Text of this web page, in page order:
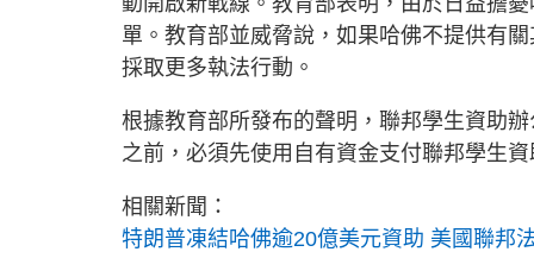
單。教育部並威脅說，如果哈佛不提供有
採取更多執法行動。
根據教育部所發布的聲明，聯邦學生資助
之前，必須先使用自有資金支付聯邦學生資
相關新聞：
特朗普凍結哈佛逾20億美元資助 美國聯邦